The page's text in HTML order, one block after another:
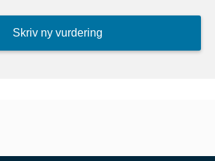
Skriv ny vurdering